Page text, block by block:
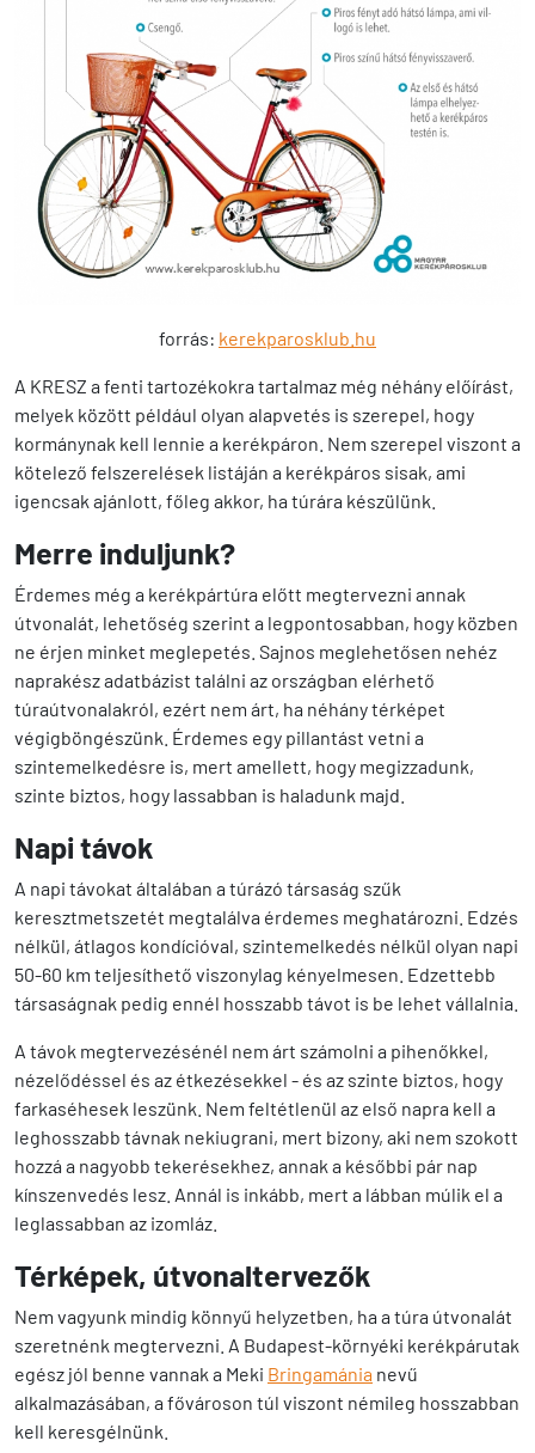
forrás: kerekparosklub.hu
A KRESZ a fenti tartozékokra tartalmaz még néhány előírást,
melyek között például olyan alapvetés is szerepel, hogy
kormánynak kell lennie a kerékpáron. Nem szerepel viszont a
kötelező felszerelések listáján a kerékpáros sisak, ami
igencsak ajánlott, főleg akkor, ha túrára készülünk.
Merre induljunk?
Érdemes még a kerékpártúra előtt megtervezni annak
útvonalát, lehetőség szerint a legpontosabban, hogy közben
ne érjen minket meglepetés. Sajnos meglehetősen nehéz
naprakész adatbázist találni az országban elérhető
túraútvonalakról, ezért nem árt, ha néhány térképet
végigböngészünk. Érdemes egy pillantást vetni a
szintemelkedésre is, mert amellett, hogy megizzadunk,
szinte biztos, hogy lassabban is haladunk majd.
Napi távok
A napi távokat általában a túrázó társaság szűk
keresztmetszetét megtalálva érdemes meghatározni. Edzés
nélkül, átlagos kondícióval, szintemelkedés nélkül olyan napi
50-60 km teljesíthető viszonylag kényelmesen. Edzettebb
társaságnak pedig ennél hosszabb távot is be lehet vállalnia.
A távok megtervezésénél nem árt számolni a pihenőkkel,
nézelődéssel és az étkezésekkel - és az szinte biztos, hogy
farkaséhesek leszünk. Nem feltétlenül az első napra kell a
leghosszabb távnak nekiugrani, mert bizony, aki nem szokott
hozzá a nagyobb tekerésekhez, annak a későbbi pár nap
kínszenvedés lesz. Annál is inkább, mert a lábban múlik el a
leglassabban az izomláz.
Térképek, útvonaltervezők
Nem vagyunk mindig könnyű helyzetben, ha a túra útvonalát
szeretnénk megtervezni. A Budapest-környéki kerékpárutak
egész jól benne vannak a Meki Bringamánia nevű
alkalmazásában, a fővároson túl viszont némileg hosszabban
kell keresgélnünk.